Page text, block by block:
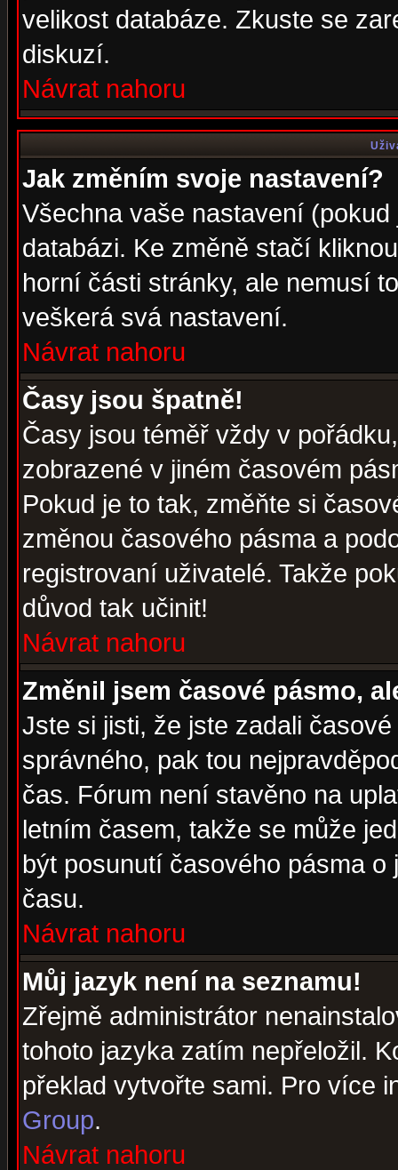
velikost databáze. Zkuste se
diskuzí.
Návrat nahoru
Jak změním svoje nastavení?
Všechna vaše nastavení
databázi. Ke změně stačí
horní části stránky, ale nemusí
veškerá svá nastavení.
Návrat nahoru
Časy jsou špatně!
Časy jsou téměř vždy v
zobrazené v jiném časovém
Pokud je to tak, změňte si
změnou časového pásma a
registrovaní uživatelé. Takže
důvod tak učinit!
Návrat nahoru
Změnil jsem časové pásmo,
Jste si jisti, že jste zadali
správného, pak tou
čas. Fórum není stavěno na
letním časem, takže se může
být posunutí časového pásma
času.
Návrat nahoru
Můj jazyk není na seznamu!
Zřejmě administrátor
tohoto jazyka zatím nepřeložil.
překlad vytvořte sami. Pro více
Group.
Návrat nahoru